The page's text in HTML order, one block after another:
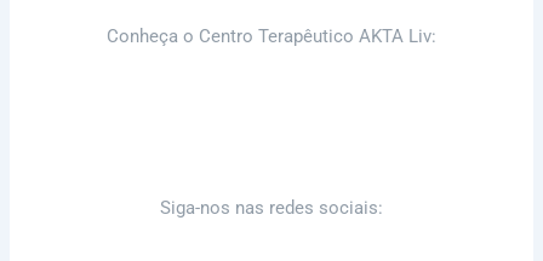
Conheça o Centro Terapêutico AKTA Liv:
Siga-nos nas redes sociais: